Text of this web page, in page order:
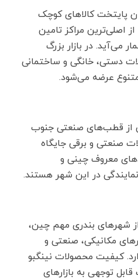
پایتخت کالاهای کوچک
اصلی‌ترین مراکز تامین
می‌آید. در بازار بزرگ
دستی، خانگی و ساختمانی
عرضه می‌شود.
از قطب‌های صنعتی جنوب
صنعتی و برقی جایگاه
معروف چینی و
نمایندگی در این شهر هستند.
شهرهای بندری مهم چین،
مکانیکی، صنعتی و
کیفیت محصولات نینگبو
توجهی به بازارهای